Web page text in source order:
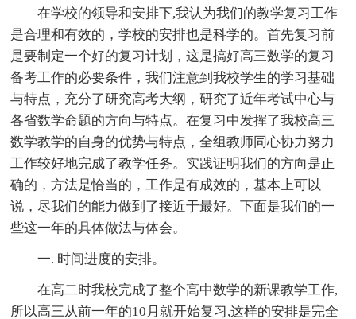
在学校的领导和安排下,我认为我们的教学复习工作
是合理和有效的，学校的安排也是科学的。首先复习前
是要制定一个好的复习计划，这是搞好高三数学的复习
备考工作的必要条件，我们注意到我校学生的学习基础
与特点，充分了研究高考大纲，研究了近年考试中心与
各省数学命题的方向与特点。在复习中发挥了我校高三
数学教学的自身的优势与特点，全组教师同心协力努力
工作较好地完成了教学任务。实践证明我们的方向是正
确的，方法是恰当的，工作是有成效的，基本上可以
说，尽我们的能力做到了接近于最好。下面是我们的一
些这一年的具体做法与体会。
一. 时间进度的安排。
在高二时我校完成了整个高中数学的新课教学工作,
所以高三从前一年的10月就开始复习,这样的安排是完全